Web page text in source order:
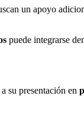
un apoyo
puede integrarse
su presentación en